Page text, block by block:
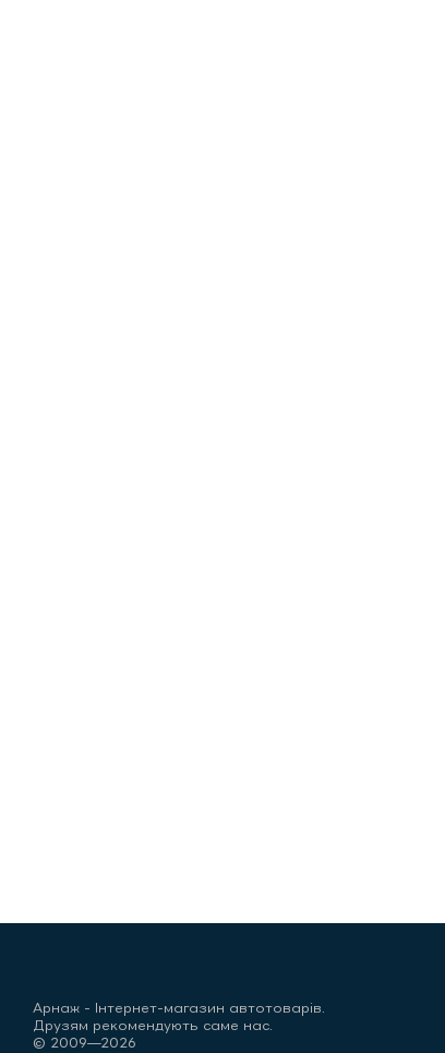
Арнаж - Інтернет-магазин автотоварів.
Друзям рекомендують саме нас.
© 2009—2026